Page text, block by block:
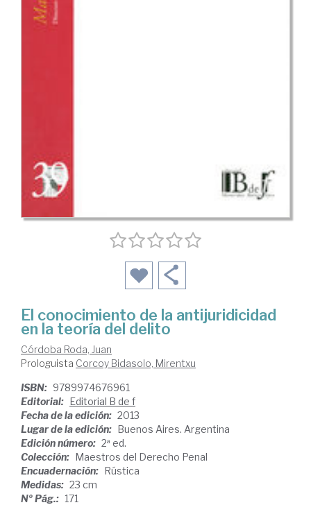
El conocimiento de la antijuridicidad
en la teoría del delito
Córdoba Roda, Juan
Prologuista Corcoy Bidasolo, Mirentxu
ISBN: 9789974676961
Editorial: Editorial B de f
Fecha de la edición: 2013
Lugar de la edición: Buenos Aires. Argentina
Edición número: 2ª ed.
Colección: Maestros del Derecho Penal
Encuadernación: Rústica
Medidas: 23 cm
Nº Pág.: 171